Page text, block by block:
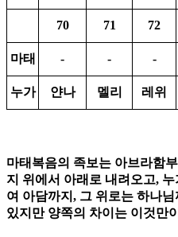
70 71 72
마태 - - -
누가 얀나 멜리 레위
마태복음의 족보는 아브라함
지 위에서 아래로 내려오고,
여 아담까지, 그 위로는 하나
있지만 양쪽의 차이는 이것만